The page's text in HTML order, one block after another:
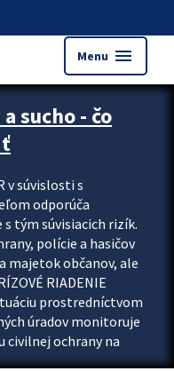
Menu menu
sucho - čo
v súvislosti s
odporúča
tým súvisiacich rizík.
polície a hasičov
majetok občanov, ale
RIADENIE
prostredníctvom
úradov monitoruje
civilnej ochrany na